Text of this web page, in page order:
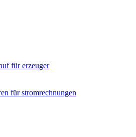
für erzeuger
für stromrechnungen